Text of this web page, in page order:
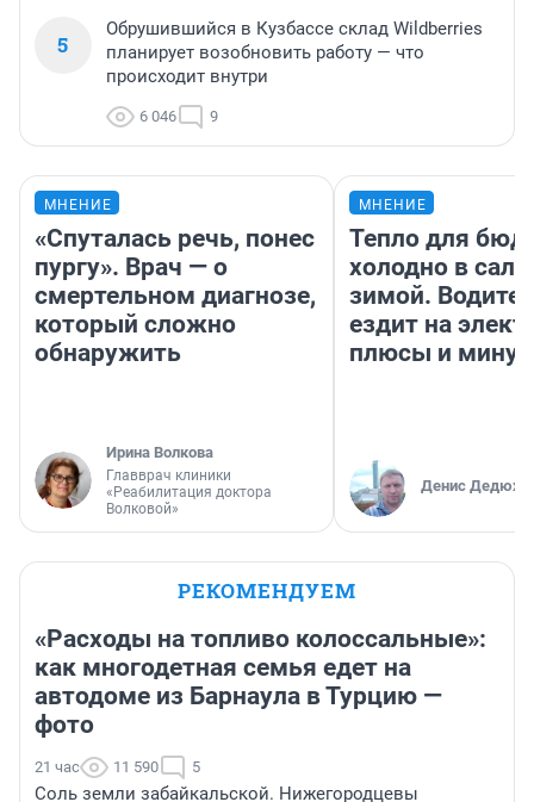
5
Обрушившийся в Кузбассе склад Wildberries
планирует возобновить работу — что
происходит внутри
6 046 9
МНЕНИЕ
«Спуталась речь, понес
пургу». Врач — о
смертельном диагнозе,
который сложно
обнаружить
Ирина Волкова
Главврач клиники
«Реабилитация доктора
Волковой»
МНЕНИЕ
Тепло для
холодно в
зимой.
ездит на
плюсы и
Денис
РЕКОМЕНДУЕМ
«Расходы на топливо колоссальные»:
как многодетная семья едет на
автодоме из Барнаула в Турцию —
фото
21 час 11 590 5
Соль земли забайкальской. Нижегородцевы